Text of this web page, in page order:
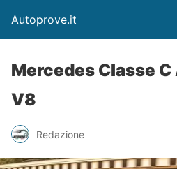
Autoprove.it
Mercedes Classe
V8
Redazione